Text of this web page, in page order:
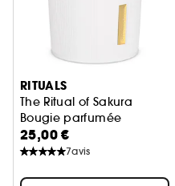
Ignorer le carrousel produits
RITUALS
The Ritual of Sakura
Bougie parfumée
25,00 €
7avis